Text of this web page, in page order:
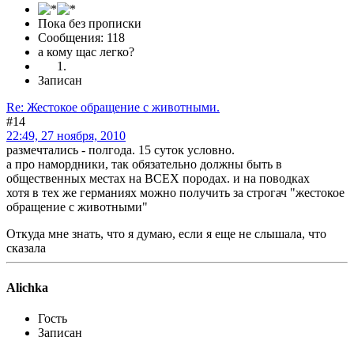
Пока без прописки
Сообщения: 118
а кому щас легко?
Записан
Re: Жестокое обращение с животными.
#14
22:49, 27 ноября, 2010
размечтались - полгода. 15 суток условно.
а про намордники, так обязательно должны быть в
общественных местах на ВСЕХ породах. и на поводках
хотя в тех же германиях можно получить за строгач "жестокое
обращение с животными"
Откуда мне знать, что я думаю, если я еще не слышала, что
сказала
Alichka
Гость
Записан